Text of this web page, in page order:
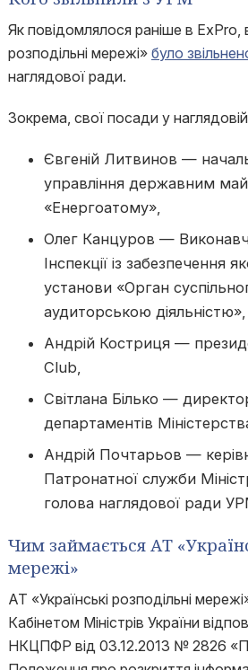
Як повідомлялося раніше в ExPro,
розподільні мережі» було
наглядової ради.
Зокрема, свої посади у
Євгеній Литвинов —
управління державним
«Енергоатому»,
Олег Канцуров —
Iнспекцiї iз забезпечення
установи «Орган
аудиторською дiяльнiстю»,
Андрій Костриця —
Club,
Світлана Білько —
департаментів
Андрій Почтарьов —
Патронатної служби
голова наглядової ради
Чим займається АТ
мережі»
АТ «Українські розподільні
Кабінетом Міністрів України
НКЦПФР від 03.12.2013 № 2826